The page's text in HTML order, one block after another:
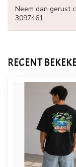
Neem dan gerust
3097461
RECENT